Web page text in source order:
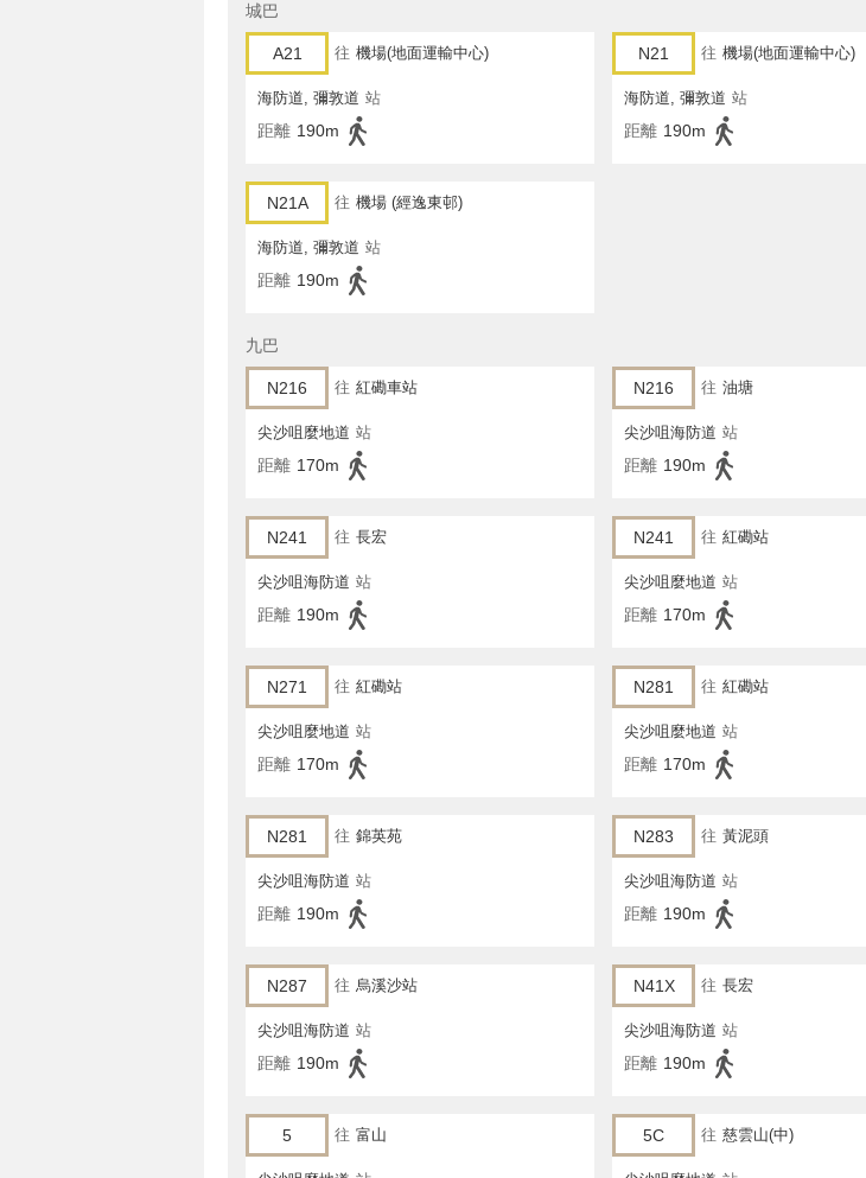
城巴
A21 往 機場(地面運輸中心)
海防道, 彌敦道 站
距離 190m
N21 往 機場(地面運輸中心)
海防道, 彌敦道 站
距離 190m
N21A 往 機場 (經逸東邨)
海防道, 彌敦道 站
距離 190m
九巴
N216 往 紅磡車站
尖沙咀麼地道 站
距離 170m
N216 往 油塘
尖沙咀海防道 站
距離 190m
N241 往 長宏
尖沙咀海防道 站
距離 190m
N241 往 紅磡站
尖沙咀麼地道 站
距離 170m
N271 往 紅磡站
尖沙咀麼地道 站
距離 170m
N281 往 紅磡站
尖沙咀麼地道 站
距離 170m
N281 往 錦英苑
尖沙咀海防道 站
距離 190m
N283 往 黃泥頭
尖沙咀海防道 站
距離 190m
N287 往 烏溪沙站
尖沙咀海防道 站
距離 190m
N41X 往 長宏
尖沙咀海防道 站
距離 190m
5 往 富山 5C 往 慈雲山(中)